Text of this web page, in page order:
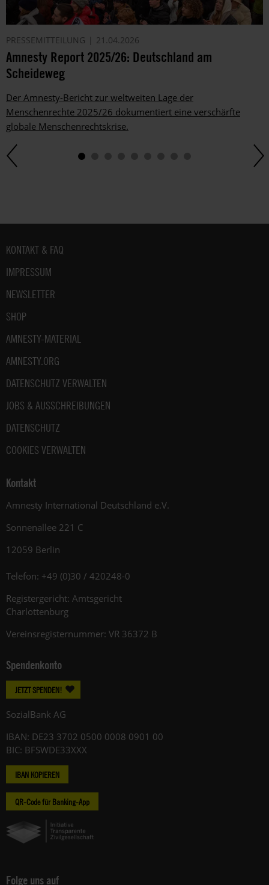
PRESSEMITTEILUNG 21.04.2026
Amnesty Report 2025/26: Deutschland am
Scheideweg
Der Amnesty-Bericht zur weltweiten Lage der
Menschenrechte 2025/26 dokumentiert eine verschärfte
globale Menschenrechtskrise.
Fußbereich
KONTAKT & FAQ
IMPRESSUM
NEWSLETTER
SHOP
AMNESTY-MATERIAL
AMNESTY.ORG
DATENSCHUTZ VERWALTEN
JOBS & AUSSCHREIBUNGEN
DATENSCHUTZ
COOKIES VERWALTEN
Kontakt
Amnesty International Deutschland e.V.
Sonnenallee 221 C
12059 Berlin
Telefon: +49 (0)30 / 420248-0
Registergericht: Amtsgericht
Charlottenburg
Vereinsregisternummer: VR 36372 B
Spendenkonto
JETZT SPENDEN!
SozialBank AG
IBAN: DE23 3702 0500 0008 0901 00
BIC: BFSWDE33XXX
IBAN KOPIEREN
QR-Code für Banking-App
Folge uns auf